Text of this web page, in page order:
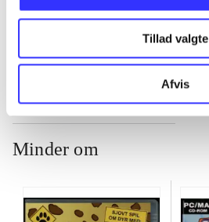
Tillad valgte
Afvis
Minder om